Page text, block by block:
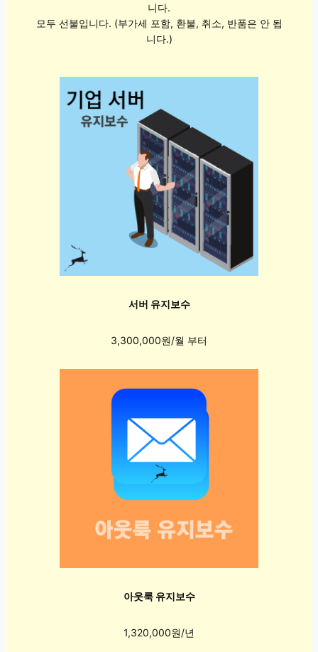
니다.
모두 선불입니다. (부가세 포함, 환불, 취소, 반품은 안 됩
니다.)
서버 유지보수
3,300,000원/월 부터
아웃룩 유지보수
1,320,000원/년